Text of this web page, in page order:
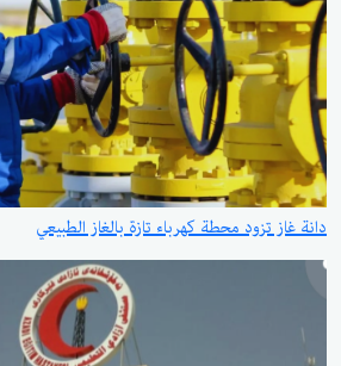
دانة غاز تزود محطة كهرباء تازة بالغاز الطبيعي